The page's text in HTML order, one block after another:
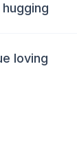
loving